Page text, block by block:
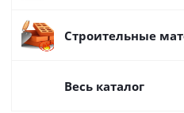
Строительные
Весь каталог